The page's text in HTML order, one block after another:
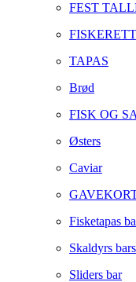
FEST
TAPAS
Brød
FISK OG
Østers
Caviar
Fisketapas
Skaldyrs bars
Sliders bar